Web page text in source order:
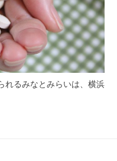
れるみなとみらいは、横浜